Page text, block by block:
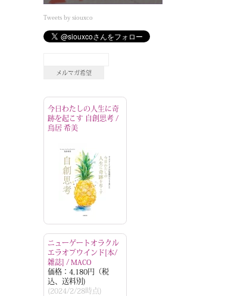
Tweets by siouxco
今日わたしの人生に奇
跡を起こす 自創思考 /
鳥居 希美
ニューゲートオラクル
エラオブウインド[本/
雑誌] / MACO
価格：4,180円（税
込、送料別)
(2024/2/28時点)